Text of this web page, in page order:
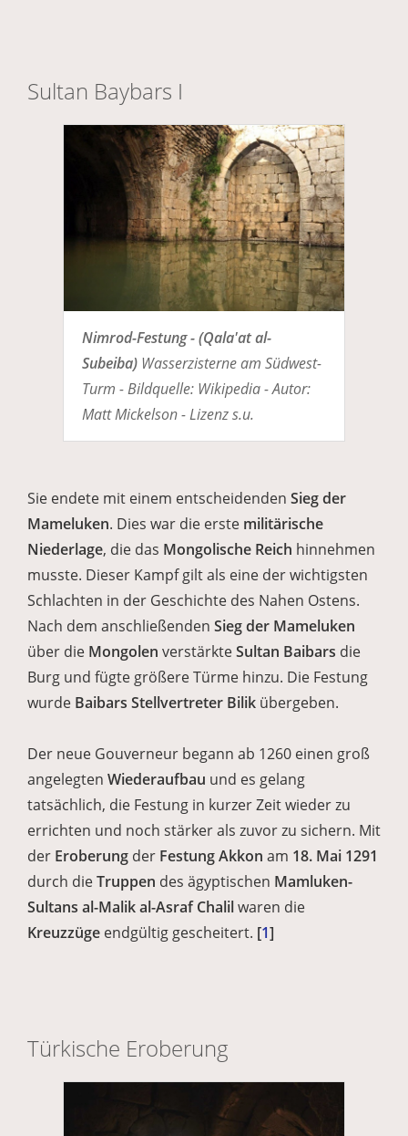
Sultan Baybars I
Nimrod-Festung - (Qala'at al-
Subeiba)Wasserzisterne am Südwest-
Turm - Bildquelle: Wikipedia - Autor:
Matt Mickelson - Lizenz s.u.
Sie endete mit einem entscheidenden Sieg der
Mameluken. Dies war die erste militärische
Niederlage, die das Mongolische Reich hinnehmen
musste. Dieser Kampf gilt als eine der wichtigsten
Schlachten in der Geschichte des Nahen Ostens.
Nach dem anschließenden Sieg der Mameluken
über die Mongolen verstärkteSultan Baibars die
Burg und fügte größere Türme hinzu. Die Festung
wurde Baibars Stellvertreter Bilik übergeben.
Der neue Gouverneur begann ab 1260 einen groß
angelegten Wiederaufbau und es gelang
tatsächlich, die Festung in kurzer Zeit wieder zu
errichten und noch stärker als zuvor zu sichern. Mit
der Eroberung der Festung Akkon am 18. Mai 1291
durch dieTruppen des ägyptischen Mamluken-
Sultans al-Malik al-Asraf Chalilwaren die
Kreuzzüge endgültig gescheitert. [1]
Türkische Eroberung